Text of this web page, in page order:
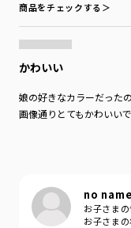
商品をチェックする＞
かわいい
娘の好きなカラーだったの
画像通りとてもかわいいで
no name
お子さま
お子さま